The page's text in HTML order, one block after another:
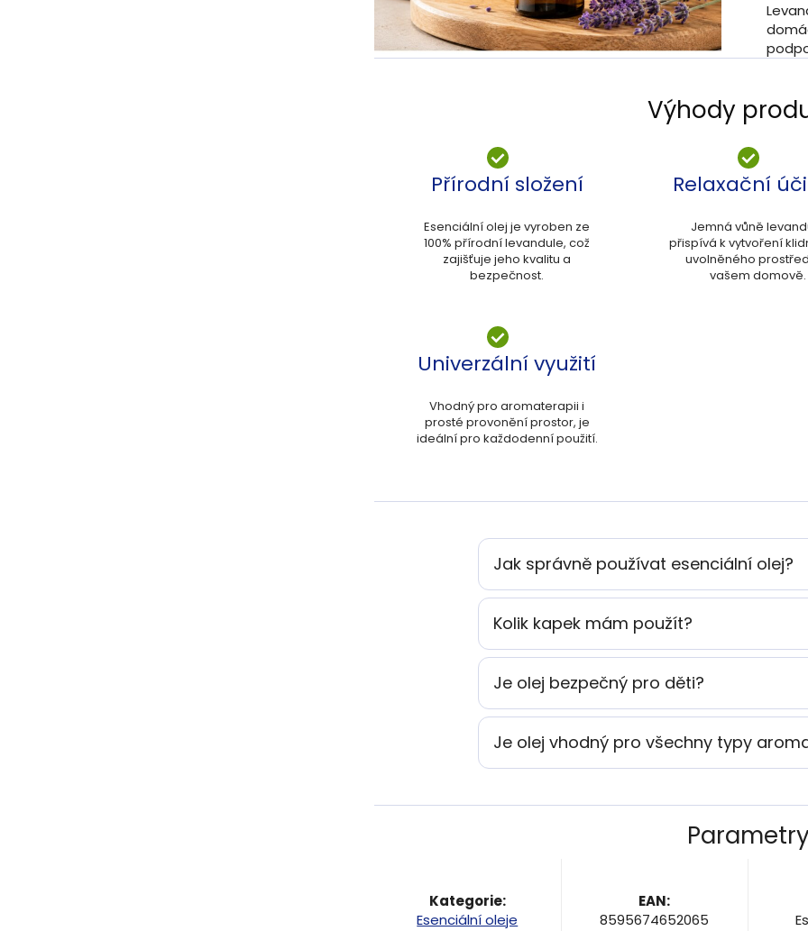
Výhody
Přírodní složení
Esenciální olej je vyroben ze
100% přírodní levandule, což
zajišťuje jeho kvalitu a
bezpečnost.
Relaxační
Jemná vůně
přispívá k vytvoření
uvolněného
vašem domově.
Univerzální využití
Vhodný pro aromaterapii i
prosté provonění prostor, je
ideální pro každodenní použití.
Jak správně používat esenciální olej?
Kolik kapek mám použít?
Je olej bezpečný pro děti?
Je olej vhodný pro všechny typy
Parametry
Kategorie:
Esenciální oleje
EAN:
8595674652065